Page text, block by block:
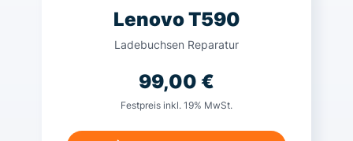
Lenovo T590
Ladebuchsen Reparatur
99,00 €
Festpreis inkl. 19% MwSt.